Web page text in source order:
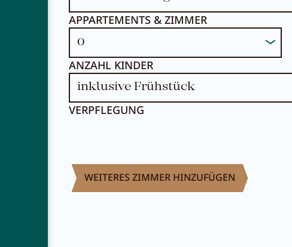
APPARTEMENTS & ZIMMER
VERPFLEGUNG
ANZAHL KINDER
WEITERES ZIMMER HINZUFÜGEN